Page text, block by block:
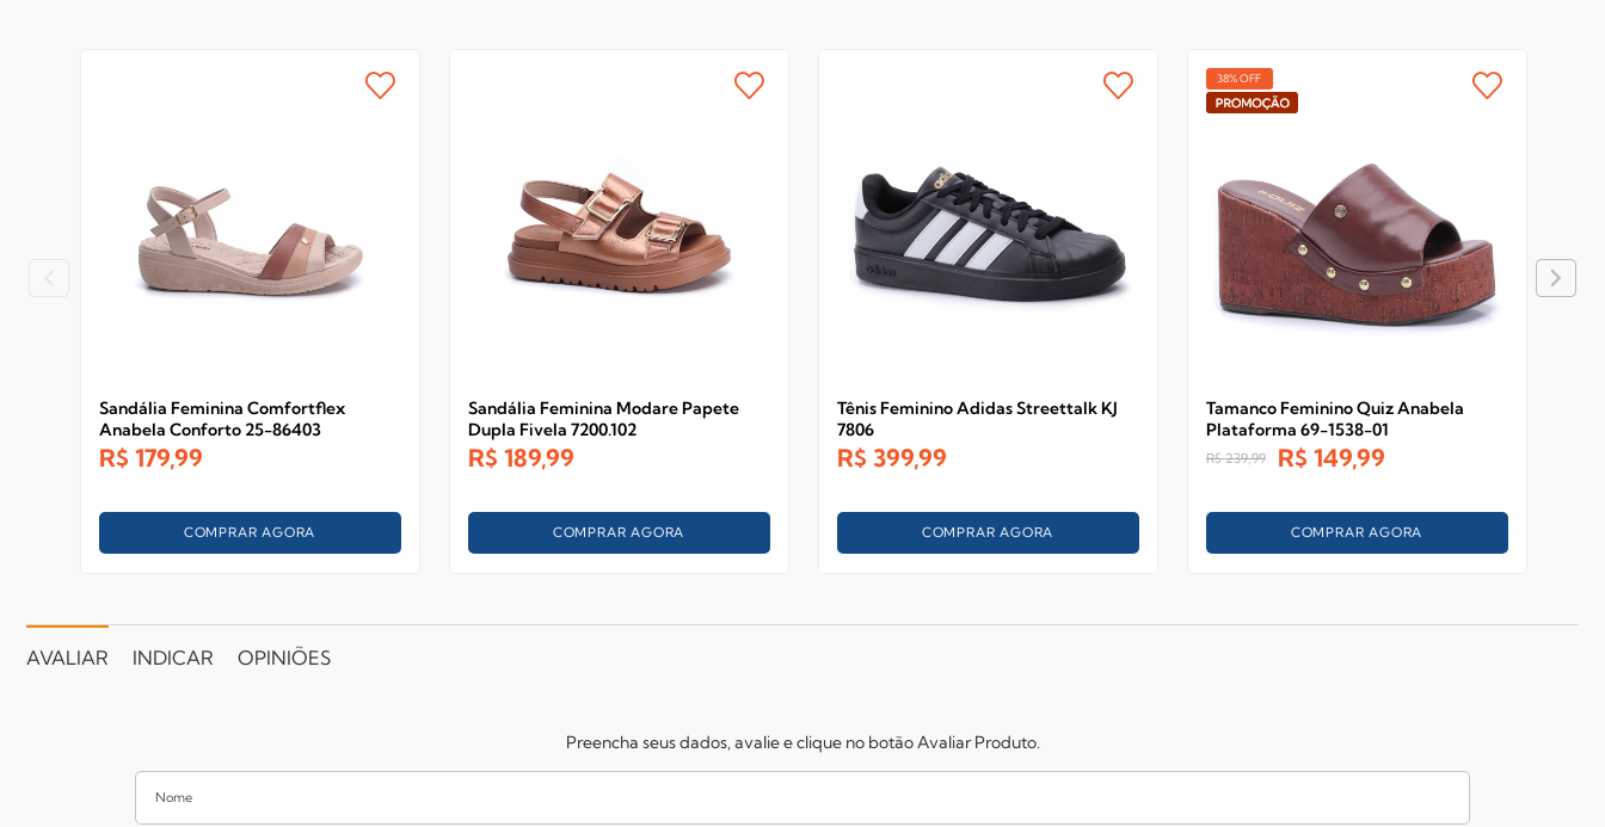
Sandália Feminina Comfortflex
Anabela Conforto 25-86403
R$ 179,99
COMPRAR AGORA
Sandália Feminina Modare Papete
Dupla Fivela 7200.102
R$ 189,99
COMPRAR AGORA
Tênis Feminino Adidas Streettalk KJ
7806
R$ 399,99
COMPRAR AGORA
38% OFF
Tamanco Feminino Quiz Anabela
Plataforma 69-1538-01
R$ 239,99 R$ 149,99
COMPRAR AGORA
AVALIAR INDICAR OPINIÕES
Preencha seus dados, avalie e clique no botão Avaliar Produto.